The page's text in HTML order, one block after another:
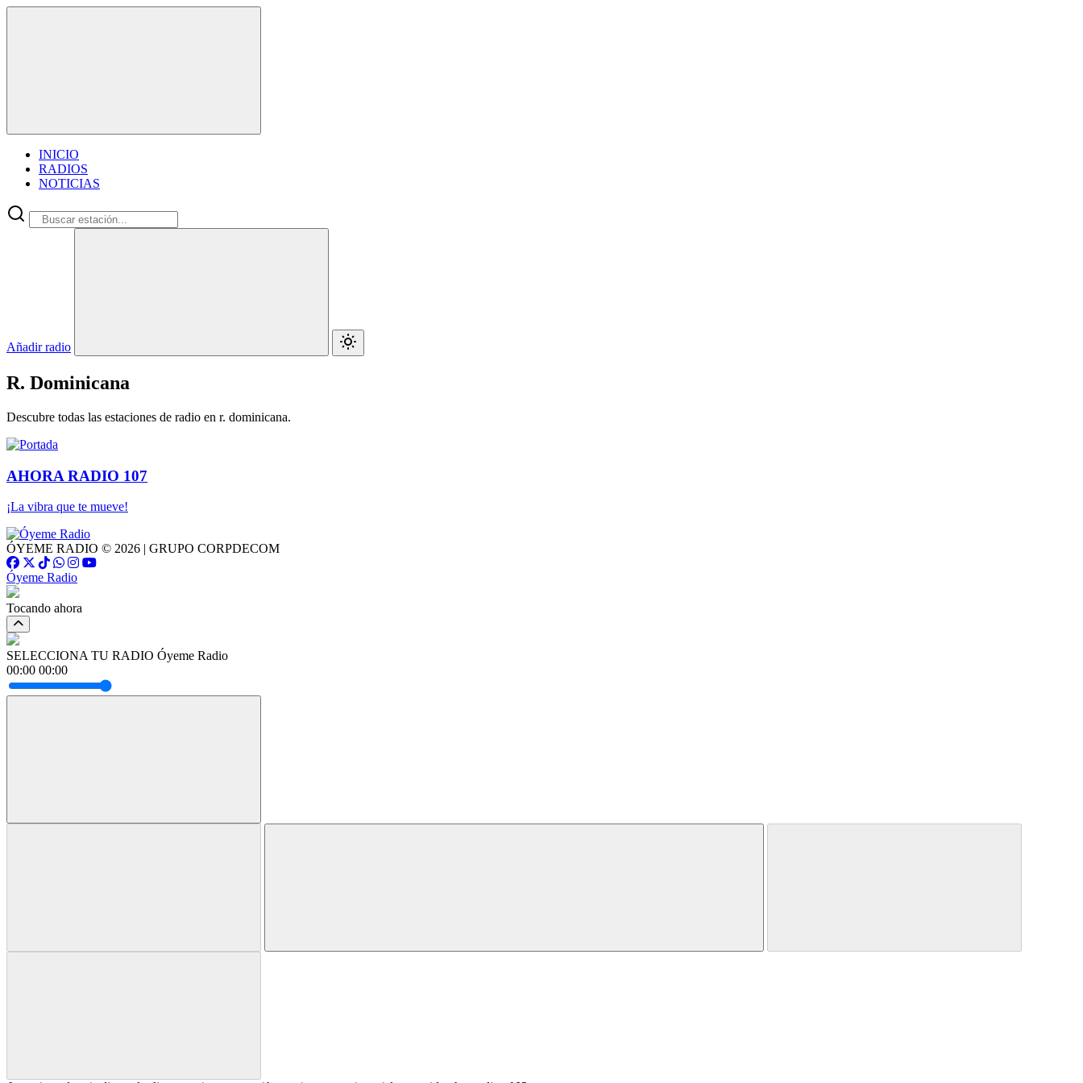
INICIO
RADIOS
NOTICIAS
Añadir radio
R. Dominicana
Descubre todas las estaciones de radio en r. dominicana.
AHORA RADIO 107
¡La vibra que te mueve!
ÓYEME RADIO © 2026 | GRUPO CORPDECOM
Óyeme Radio
Tocando ahora
SELECCIONA TU RADIO Óyeme Radio
00:00 00:00